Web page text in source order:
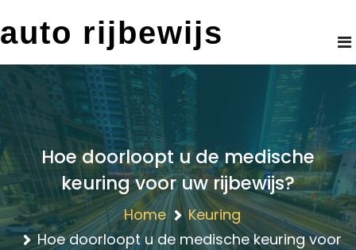
to
auto rijbewijs
Hoe doorloopt u de medische
keuring voor uw rijbewijs?
Home
Keuring
Hoe doorloopt u de medische keuring voor